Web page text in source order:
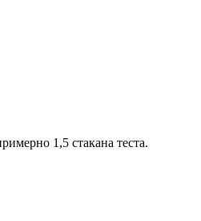
1,5 стакана теста.